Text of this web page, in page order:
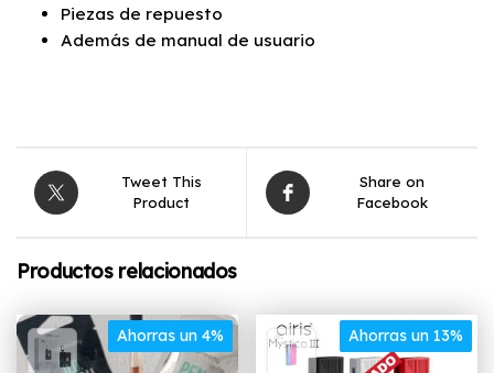
Piezas de repuesto
Además de manual de usuario
Tweet This
Product
Share on
Facebook
Productos relacionados
Ahorras un 4% Ahorras un 13%